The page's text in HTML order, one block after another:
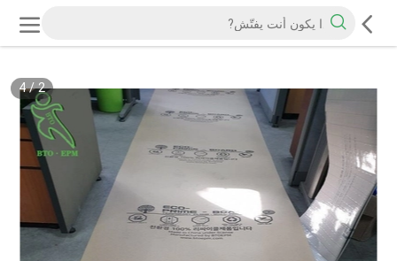
2
/
4